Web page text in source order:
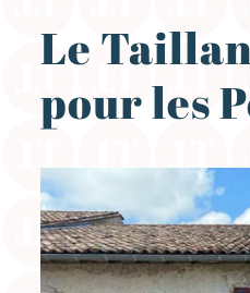
Le
pour les